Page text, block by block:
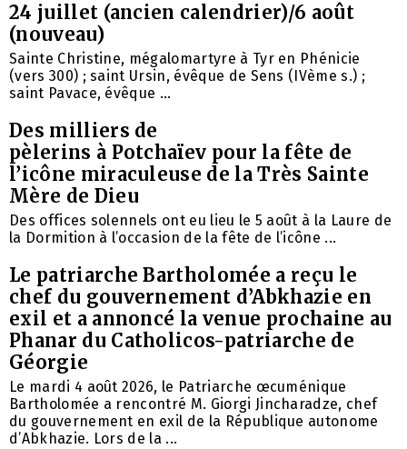
24 juillet (ancien calendrier)/6 août
(nouveau)
Sainte Christine, mégalomartyre à Tyr en Phénicie
(vers 300) ; saint Ursin, évêque de Sens (IVème s.) ;
saint Pavace, évêque ...
Des milliers de
pèlerins à Potchaïev pour la fête de
l’icône miraculeuse de la Très Sainte
Mère de Dieu
Des offices solennels ont eu lieu le 5 août à la Laure de
la Dormition à l’occasion de la fête de l’icône ...
Le patriarche Bartholomée a reçu le
chef du gouvernement d’Abkhazie en
exil et a annoncé la venue prochaine au
Phanar du Catholicos-patriarche de
Géorgie
Le mardi 4 août 2026, le Patriarche œcuménique
Bartholomée a rencontré M. Giorgi Jincharadze, chef
du gouvernement en exil de la République autonome
d’Abkhazie. Lors de la ...